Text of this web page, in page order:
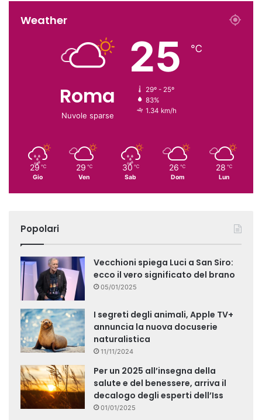
Weather
Roma
Nuvole sparse
25 ℃
29º - 25º
83%
1.34 km/h
29 ℃
Gio
29 ℃
Ven
30 ℃
Sab
26 ℃
Dom
28 ℃
Lun
Popolari
Vecchioni spiega Luci a San Siro:
ecco il vero significato del brano
05/01/2025
I segreti degli animali, Apple TV+
annuncia la nuova docuserie
naturalistica
11/11/2024
Per un 2025 all’insegna della
salute e del benessere, arriva il
decalogo degli esperti dell’Iss
01/01/2025